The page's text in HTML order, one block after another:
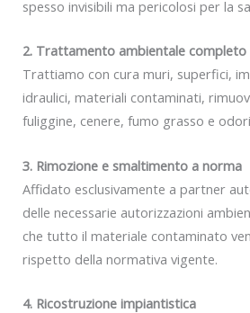
spesso invisibili ma pericolosi per la
2. Trattamento ambientale completo
Trattiamo con cura muri, superfici,
idraulici, materiali contaminati,
fuliggine, cenere, fumo grasso e
3. Rimozione e smaltimento a norma
Affidato esclusivamente a partner
delle necessarie autorizzazioni
che tutto il materiale contaminato
rispetto della normativa vigente.
4. Ricostruzione impiantistica